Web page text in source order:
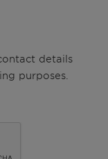
details
purposes.